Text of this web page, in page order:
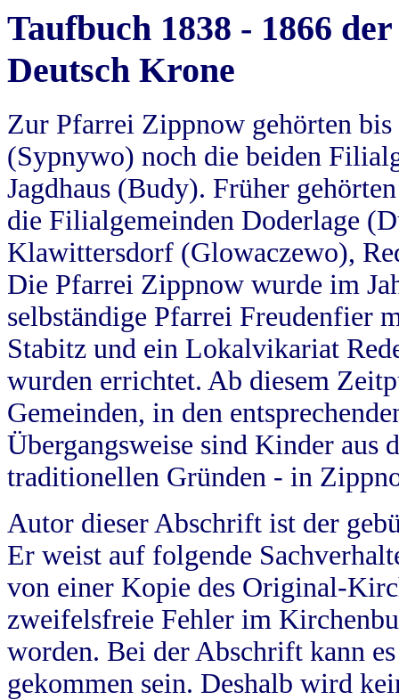
Taufbuch 1838 - 1866
Deutsch Krone
Zur Pfarrei Zippnow gehörten
(Sypnywo) noch die beiden
Jagdhaus (Budy). Früher
die Filialgemeinden Doderlage
Klawittersdorf (Glowaczewo),
Die Pfarrei Zippnow wurde im
selbständige Pfarrei Freudenfier
Stabitz und ein Lokalvikariat
wurden errichtet. Ab diesem
Gemeinden, in den
Übergangsweise sind Kinder aus
traditionellen Gründen - in
Autor dieser Abschrift ist der
Er weist auf folgende
von einer Kopie des Original-
zweifelsfreie Fehler im
worden. Bei der Abschrift kann
gekommen sein. Deshalb wird